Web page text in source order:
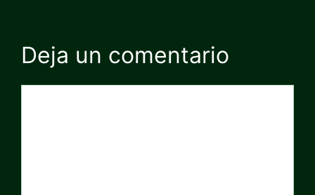
Deja un comentario